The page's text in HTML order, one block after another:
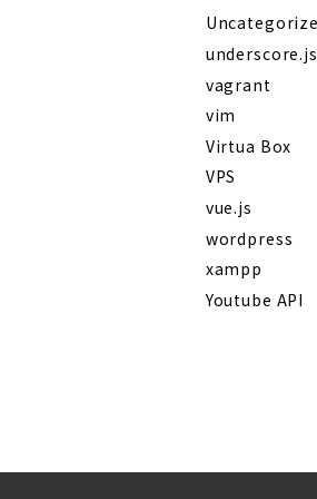
underscore.js
vagrant
vim
Virtua Box
VPS
vue.js
wordpress
xampp
Youtube API